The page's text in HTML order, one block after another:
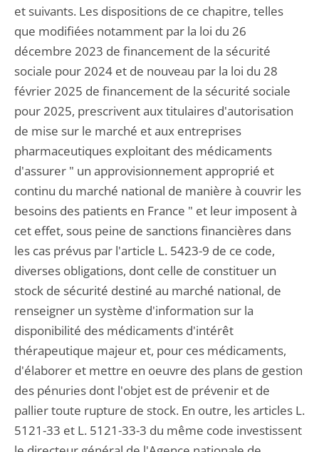
et suivants. Les dispositions de ce chapitre, telles
que modifiées notamment par la loi du 26
décembre 2023 de financement de la sécurité
sociale pour 2024 et de nouveau par la loi du 28
février 2025 de financement de la sécurité sociale
pour 2025, prescrivent aux titulaires d'autorisation
de mise sur le marché et aux entreprises
pharmaceutiques exploitant des médicaments
d'assurer " un approvisionnement approprié et
continu du marché national de manière à couvrir les
besoins des patients en France " et leur imposent à
cet effet, sous peine de sanctions financières dans
les cas prévus par l'article L. 5423-9 de ce code,
diverses obligations, dont celle de constituer un
stock de sécurité destiné au marché national, de
renseigner un système d'information sur la
disponibilité des médicaments d'intérêt
thérapeutique majeur et, pour ces médicaments,
d'élaborer et mettre en oeuvre des plans de gestion
des pénuries dont l'objet est de prévenir et de
pallier toute rupture de stock. En outre, les articles L.
5121-33 et L. 5121-33-3 du même code investissent